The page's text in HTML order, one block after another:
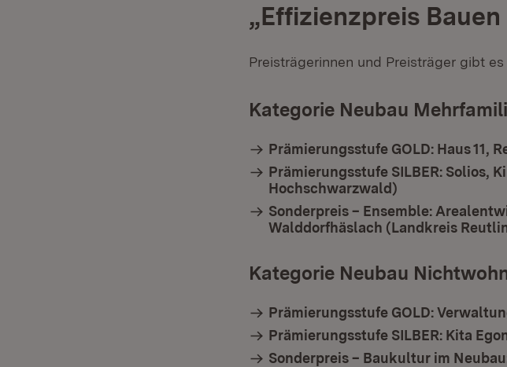
„Effizienzpreis
Preisträgerinnen und Preisträger gibt
Kategorie Neubau
Prämierungsstufe GOLD: Haus 11,
Prämierungsstufe SILBER: Solios,
Hochschwarzwald)
Sonderpreis – Ensemble:
Walddorfhäslach (Landkreis
Kategorie Neubau
Prämierungsstufe GOLD:
Prämierungsstufe SILBER: Kita
Sonderpreis – Baukultur im